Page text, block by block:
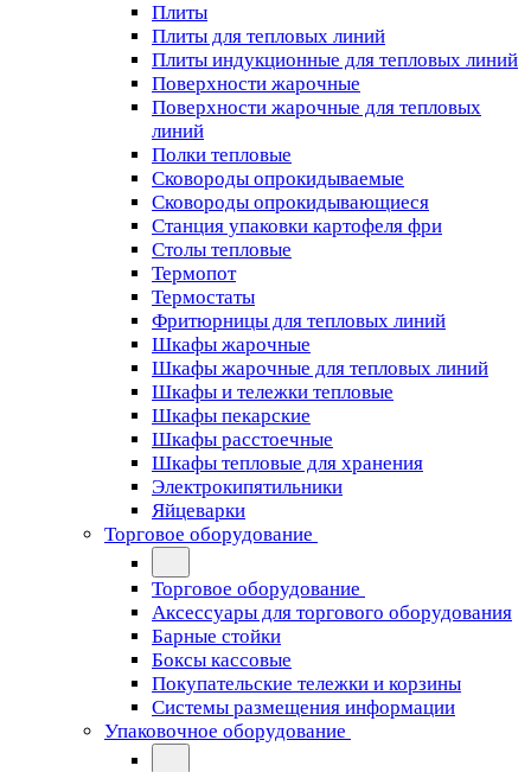
Плиты
Плиты для тепловых линий
Плиты индукционные для тепловых линий
Поверхности жарочные
Поверхности жарочные для тепловых
линий
Полки тепловые
Сковороды опрокидываемые
Сковороды опрокидывающиеся
Станция упаковки картофеля фри
Столы тепловые
Термопот
Термостаты
Фритюрницы для тепловых линий
Шкафы жарочные
Шкафы жарочные для тепловых линий
Шкафы и тележки тепловые
Шкафы пекарские
Шкафы расстоечные
Шкафы тепловые для хранения
Электрокипятильники
Яйцеварки
Торговое оборудование
Торговое оборудование
Аксессуары для торгового оборудования
Барные стойки
Боксы кассовые
Покупательские тележки и корзины
Системы размещения информации
Упаковочное оборудование